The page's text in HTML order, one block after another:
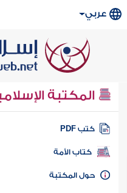
عربي
المكتبة
كتب PDF
كتاب الأمة